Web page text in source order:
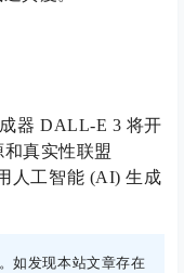
器 DALL-E 3 将开
真实性联盟
人工智能 (AI) 生成
如发现本站文章存在